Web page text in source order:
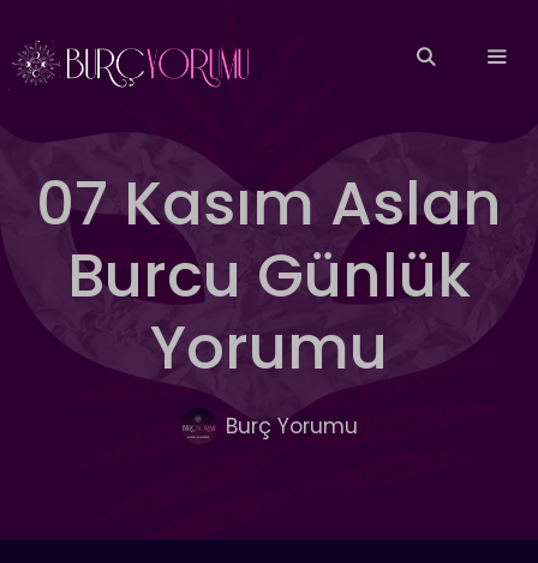
atla
07 Kasım Aslan
Burcu Günlük
Yorumu
Burç Yorumu